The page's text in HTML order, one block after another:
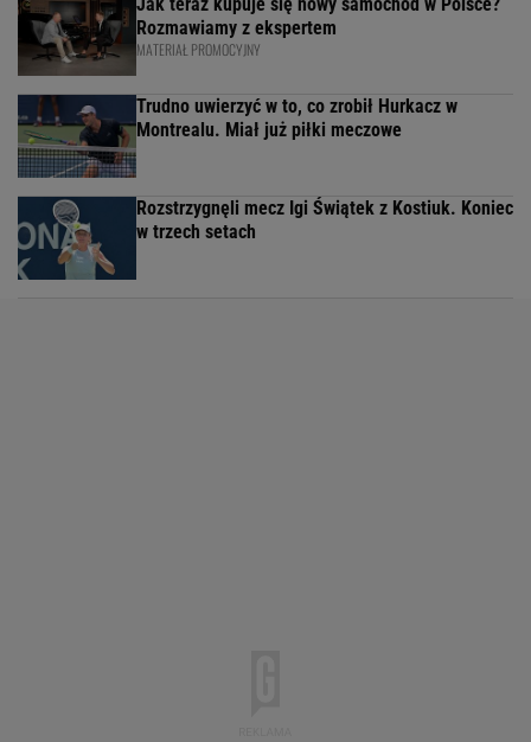
Rozmawiamy z ekspertem
MATERIAŁ PROMOCYJNY
Trudno uwierzyć w to, co zrobił Hurkacz w
Montrealu. Miał już piłki meczowe
Rozstrzygnęli mecz Igi Świątek z Kostiuk. Koniec
w trzech setach